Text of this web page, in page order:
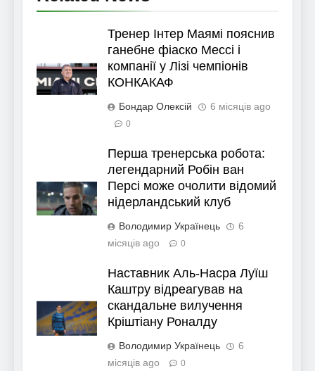
Тренер Інтер Маямі пояснив
ганебне фіаско Мессі і
компанії у Лізі чемпіонів
КОНКАКАФ
Бондар Олексій 6 місяців ago
0
Перша тренерська робота:
легендарний Робін ван
Персі може очолити відомий
нідерландський клуб
Володимир Українець
6
місяців ago
0
Наставник Аль-Насра Луїш
Каштру відреагував на
скандальне вилучення
Кріштіану Роналду
Володимир Українець
6
місяців ago
0